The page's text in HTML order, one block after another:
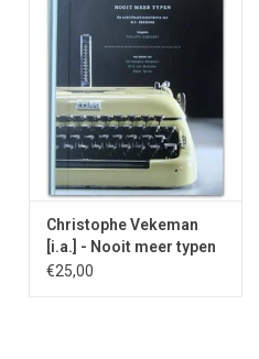
Christophe Vekeman
[i.a.] - Nooit meer typen
- 2015
€25,00